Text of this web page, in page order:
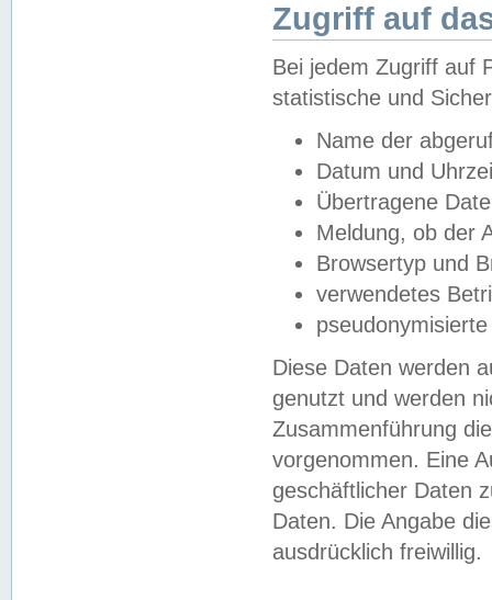
Zugriff auf
Bei jedem Zugriff auf
statistische und
Name der
Datum und
Übertragene
Meldung, ob der
Browsertyp und
verwendetes
Diese Daten werden
genutzt und werden
Zusammenführung
vorgenommen. Eine
geschäftlicher Daten
Daten. Die Angabe
ausdrücklich freiwillig.